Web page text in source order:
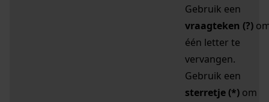
Gebruik een
vraagteken (?)
één letter te
vervangen.
Gebruik een
sterretje (*) om